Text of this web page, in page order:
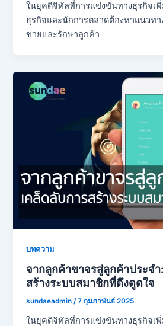
ในยุคดิจิทัลที่การแข่งขันทางธุรกิจเพิ่
ธุรกิจและนักการตลาดต้องหาแนวทา
ขายและรักษาลูกค้า
บทความ
จากลูกค้าขาจรสู่ลูกค้าประจ
สร้างระบบสมาชิกที่ดึงดูดใจ
sundaeadmin/7 กุมภาพันธ์ 2025
ในยุคดิจิทัลที่การแข่งขันทางธุรกิจเพิ่